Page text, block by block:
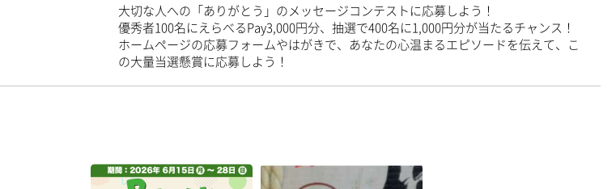
大切な人への「ありがとう」のメッセージコンテストに応募しよう！
優秀者100名にえらべるPay3,000円分、抽選で400名に1,000円分が当たるチャンス！
ホームページの応募フォームやはがきで、あなたの心温まるエピソードを伝えて、こ
の大量当選懸賞に応募しよう！